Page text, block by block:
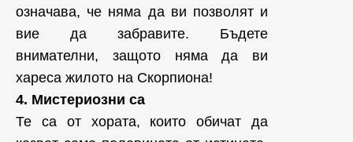
означава, че няма да ви позволят и
вие да забравите. Бъдете
внимателни, защото няма да ви
хареса жилото на Скорпиона!
4. Мистериозни са
Те са от хората, които обичат да